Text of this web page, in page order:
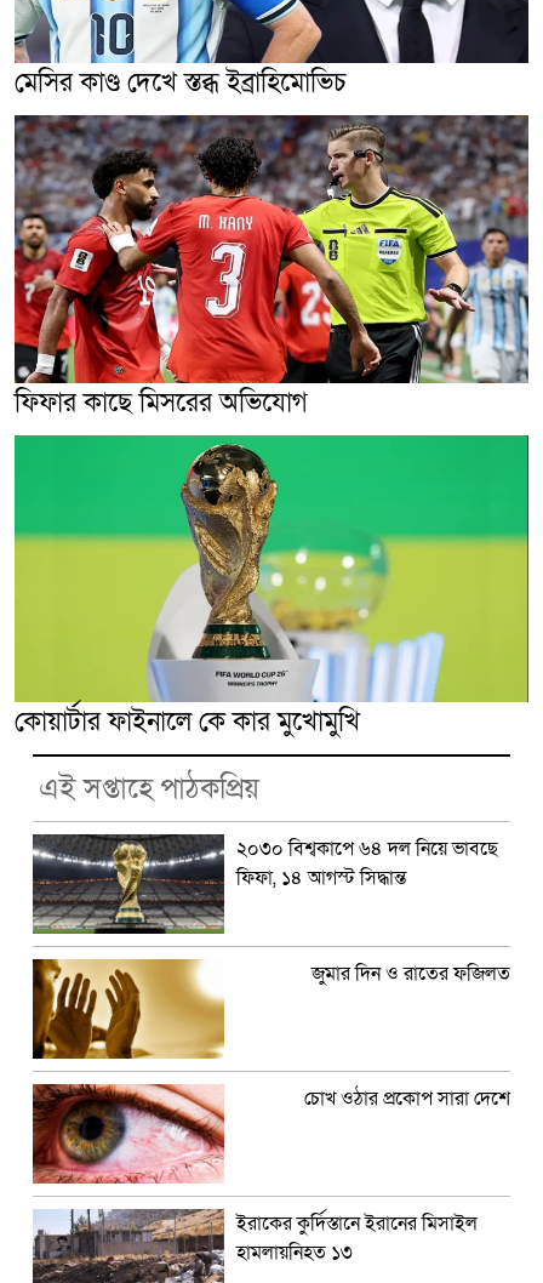
মেসির কাণ্ড দেখে স্তব্ধ ইব্রাহিমোভিচ
ফিফার কাছে মিসরের অভিযোগ
কোয়ার্টার ফাইনালে কে কার মুখোমুখি
এই সপ্তাহে পাঠকপ্রিয়
২০৩০ বিশ্বকাপে ৬৪ দল নিয়ে ভাবছে
ফিফা, ১৪ আগস্ট সিদ্ধান্ত
জুমার দিন ও রাতের ফজিলত
চোখ ওঠার প্রকোপ সারা দেশে
ইরাকের কুর্দিস্তানে ইরানের মিসাইল
হামলায়নিহত ১৩